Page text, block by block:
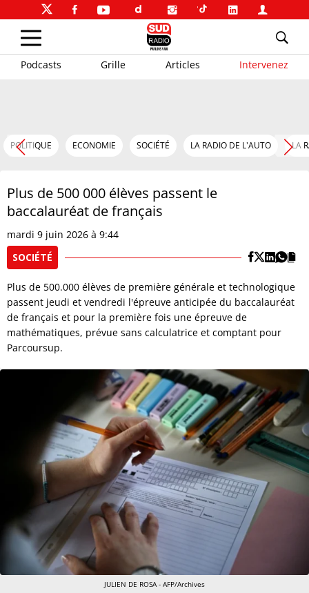
Podcasts Grille Articles Intervenez
POLITIQUE ECONOMIE SOCIÉTÉ LA RADIO DE L'AUTO LA
Plus de 500 000 élèves passent le
baccalauréat de français
mardi 9 juin 2026 à 9:44
SOCIÉTÉ
Plus de 500.000 élèves de première générale et technologique
passent jeudi et vendredi l'épreuve anticipée du baccalauréat
de français et pour la première fois une épreuve de
mathématiques, prévue sans calculatrice et comptant pour
Parcoursup.
JULIEN DE ROSA - AFP/Archives